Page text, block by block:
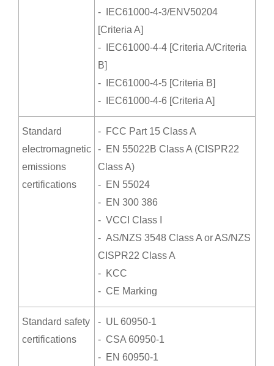
- IEC61000-4-3/ENV50204
[Criteria A]
- IEC61000-4-4 [Criteria A/Criteria
B]
- IEC61000-4-5 [Criteria B]
- IEC61000-4-6 [Criteria A]
Standard
electromagnetic
emissions
certifications
- FCC Part 15 Class A
- EN 55022B Class A (CISPR22
Class A)
- EN 55024
- EN 300 386
- VCCI Class I
- AS/NZS 3548 Class A or AS/NZS
CISPR22 Class A
- KCC
- CE Marking
Standard safety
certifications
- UL 60950-1
- CSA 60950-1
- EN 60950-1